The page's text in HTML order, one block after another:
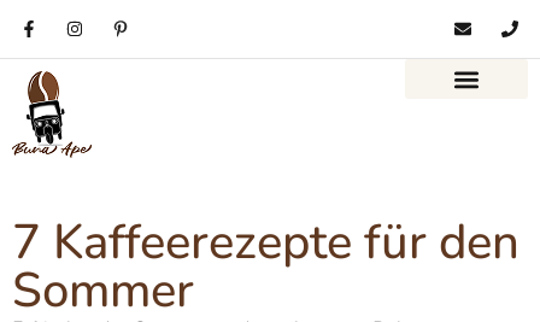
7 Kaffeerezepte für den
Sommer